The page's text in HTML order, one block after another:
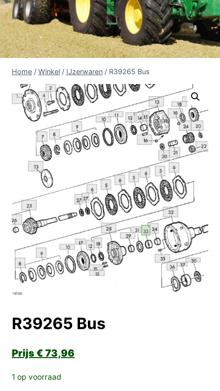
Home / Winkel / IJzerwaren / R39265 Bus
R39265 Bus
€ 73,96
1 op voorraad